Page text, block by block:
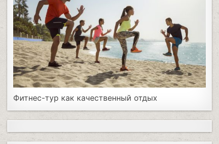
Фитнес-тур как качественный отдых